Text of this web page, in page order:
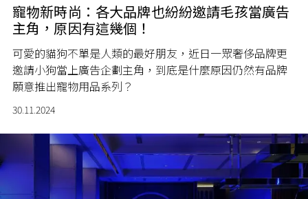
寵物新時尚：各大品牌也紛紛邀請毛孩當廣告
主角，原因有這幾個！
可愛的貓狗不單是人類的最好朋友，近日一眾奢侈品牌更
邀請小狗當上廣告企劃主角，到底是什麼原因仍然有品牌
願意推出寵物用品系列？
30.11.2024